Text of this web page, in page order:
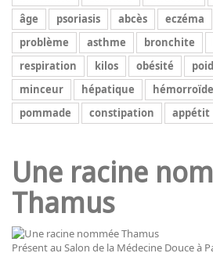
âge
psoriasis abcès eczéma
problème
asthme bronchite
respiration
kilos obésité
minceur
hépatique
pommade
constipation appétit
Une racine
Thamus
Présent au Salon de la Médecine Douce à